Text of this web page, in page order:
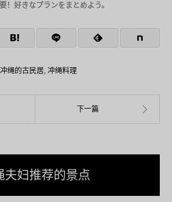
！好きなプランをまとめよう。
冲绳的古民居, 冲绳料理
夫妇推荐的景点